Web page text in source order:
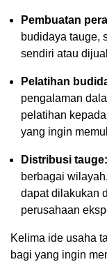
Pembuatan
budidaya tauge,
sendiri atau
Pelatihan
pengalaman
pelatihan
yang ingin
Distribusi tauge:
berbagai
dapat dilakukan
perusahaan
Kelima ide usaha
bagi yang ingin